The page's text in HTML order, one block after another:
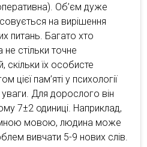
Об’єм дуже
на вирішення
питань. Багато хто
стільки точне
скільки їх особисте
цієї пам’яті у психології
Для дорослого він
7±2 одиниці. Наприклад,
мовою, людина може
вивчати 5-9 нових слів.